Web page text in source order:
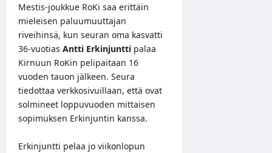
Mestis-joukkue RoKi saa erittäin
mieleisen paluumuuttajan
riveihinsä, kun seuran oma kasvatti
36-vuotias Antti Erkinjuntti palaa
Kirnuun RoKin pelipaitaan 16
vuoden tauon jälkeen. Seura
tiedottaa verkkosivuillaan, että ovat
solmineet loppuvuoden mittaisen
sopimuksen Erkinjuntin kanssa.
Erkinjuntti pelaa jo viikonlopun